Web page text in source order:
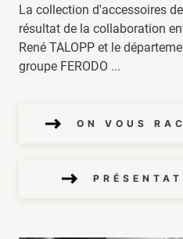
La collection d'accessoires
résultat de la collaboration
René TALOPP et le
groupe FERODO ...
ON VOUS